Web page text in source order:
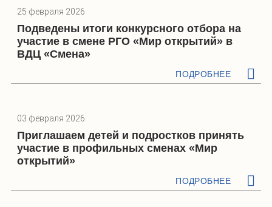
25 февраля 2026
Подведены итоги конкурсного отбора на
участие в смене РГО «Мир открытий» в
ВДЦ «Смена»
ПОДРОБНЕЕ
03 февраля 2026
Приглашаем детей и подростков принять
участие в профильных сменах «Мир
открытий»
ПОДРОБНЕЕ